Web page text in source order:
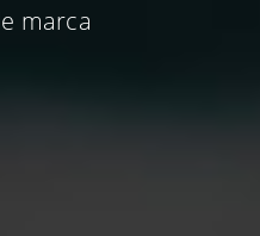
marca